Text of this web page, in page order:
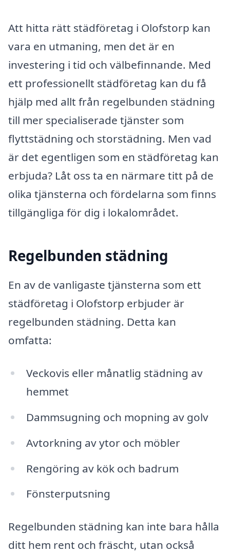
Att hitta rätt städföretag i Olofstorp kan
vara en utmaning, men det är en
investering i tid och välbefinnande. Med
ett professionellt städföretag kan du få
hjälp med allt från regelbunden städning
till mer specialiserade tjänster som
flyttstädning och storstädning. Men vad
är det egentligen som en städföretag kan
erbjuda? Låt oss ta en närmare titt på de
olika tjänsterna och fördelarna som finns
tillgängliga för dig i lokalområdet.
Regelbunden städning
En av de vanligaste tjänsterna som ett
städföretag i Olofstorp erbjuder är
regelbunden städning. Detta kan
omfatta:
Veckovis eller månatlig städning av
hemmet
Dammsugning och mopning av golv
Avtorkning av ytor och möbler
Rengöring av kök och badrum
Fönsterputsning
Regelbunden städning kan inte bara hålla
ditt hem rent och fräscht, utan också